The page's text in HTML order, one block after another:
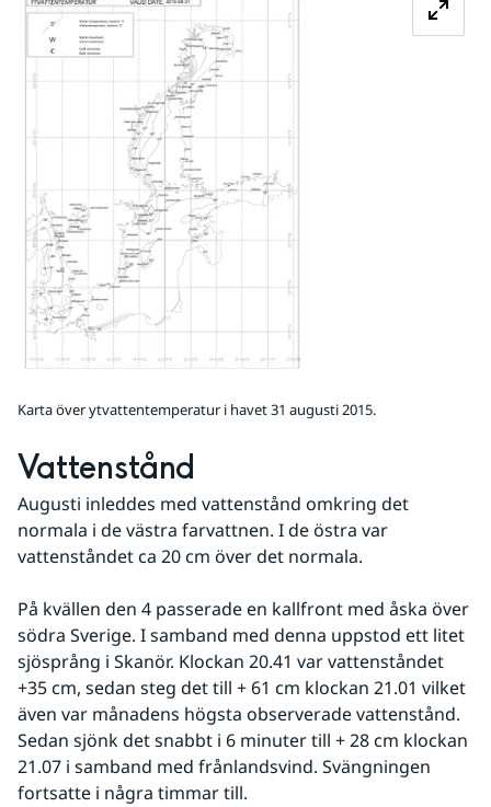
Karta över ytvattentemperatur i havet 31 augusti 2015.
Vattenstånd
Augusti inleddes med vattenstånd omkring det
normala i de västra farvattnen. I de östra var
vattenståndet ca 20 cm över det normala.
På kvällen den 4 passerade en kallfront med åska över
södra Sverige. I samband med denna uppstod ett litet
sjösprång i Skanör. Klockan 20.41 var vattenståndet
+35 cm, sedan steg det till + 61 cm klockan 21.01 vilket
även var månadens högsta observerade vattenstånd.
Sedan sjönk det snabbt i 6 minuter till + 28 cm klockan
21.07 i samband med frånlandsvind. Svängningen
fortsatte i några timmar till.